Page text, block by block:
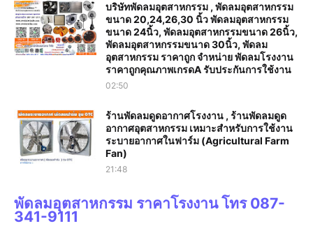
บริษัทพัดลมอุตสาหกรรม , พัดลมอุตสาหกรรม
ขนาด 20,24,26,30 นิ้ว พัดลมอุตสาหกรรม
ขนาด 24นิ้ว, พัดลมอุตสาหกรรมขนาด 26นิ้ว,
พัดลมอุตสาหกรรมขนาด 30นิ้ว, พัดลม
อุตสาหกรรม ราคาถูก จำหน่าย พัดลมโรงงาน
ราคาถูกคุณภาพเกรดA รับประกันการใช้งาน‎
02:50
ร้านพัดลมดูดอากาศโรงงาน , ร้านพัดลมดูด
อากาศอุตสาหกรรม เหมาะสำหรับการใช้งาน
ระบายอากาศในฟาร์ม (Agricultural Farm
Fan)
21:48
พัดลมอุตสาหกรรม ราคาโรงงาน โทร 087-
341-9111